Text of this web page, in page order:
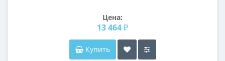
Цена:
13 464 ₽
Купить